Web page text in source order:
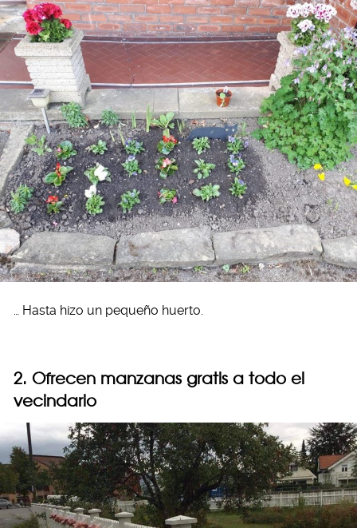
… Hasta hizo un pequeño huerto.
2. Ofrecen manzanas gratis a todo el
vecindario